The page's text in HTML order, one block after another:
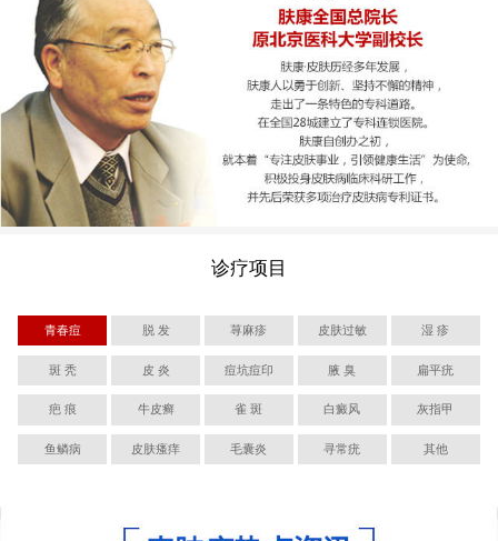
诊疗项目
青春痘 脱 发 荨麻疹 皮肤过敏 湿 疹
斑 秃 皮 炎 痘坑痘印 腋 臭 扁平疣
疤 痕 牛皮癣 雀 斑 白癜风 灰指甲
鱼鳞病 皮肤瘙痒 毛囊炎 寻常疣 其他